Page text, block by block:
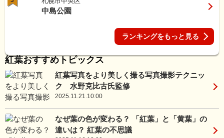
中島公園
ランキングをもっと見る
紅葉おすすめトピックス
紅葉写真をより美しく撮る写真撮影テクニッ
ク 水野克比古氏監修
2025.11.21.10:00
なぜ葉の色が変わる？ 「紅葉」と「黄葉」の
違いは？ 紅葉の不思議